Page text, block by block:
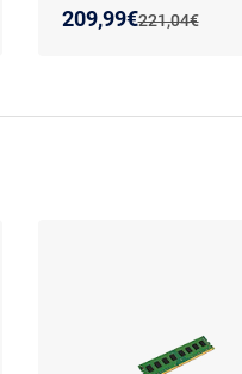
RAM DDR4 PC4-25600 -
CMK32GX4M2E3200C16
Ancien prix :
221,04€
Nouveau prix :
209,99€
Réduction de :